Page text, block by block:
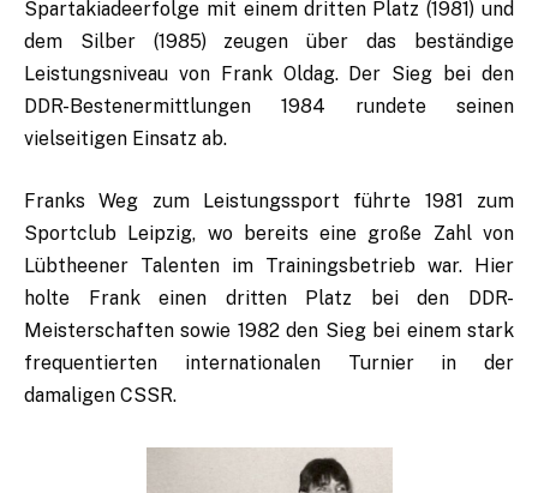
Spartakiadeerfolge mit einem dritten Platz (1981) und
dem Silber (1985) zeugen über das beständige
Leistungsniveau von Frank Oldag. Der Sieg bei den
DDR-Bestenermittlungen 1984 rundete seinen
vielseitigen Einsatz ab.
Franks Weg zum Leistungssport führte 1981 zum
Sportclub Leipzig, wo bereits eine große Zahl von
Lübtheener Talenten im Trainingsbetrieb war. Hier
holte Frank einen dritten Platz bei den DDR-
Meisterschaften sowie 1982 den Sieg bei einem stark
frequentierten internationalen Turnier in der
damaligen CSSR.